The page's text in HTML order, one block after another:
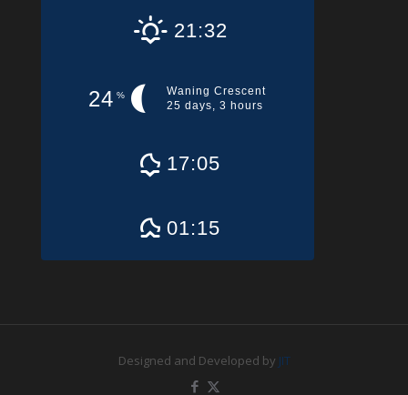
21:32
24 %
Waning Crescent
25 days, 3 hours
17:05
01:15
Designed and Developed by JIT